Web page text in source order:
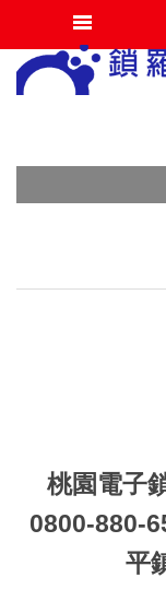
桃園電子
0800-880-
平